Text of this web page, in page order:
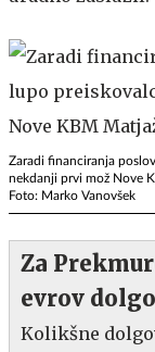
Zaradi financiranja
nekdanji prvi mož Nove
Foto: Marko Vanovšek
Za
evrov
Kolikšne